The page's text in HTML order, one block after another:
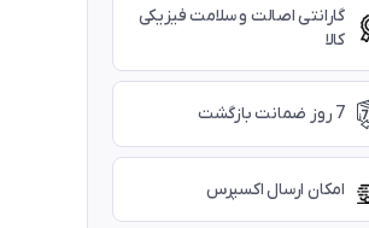
گارانتی اصالت و سلامت فیزیکی
کالا
7 روز ضمانت بازگشت
امکان ارسال اکسپرس